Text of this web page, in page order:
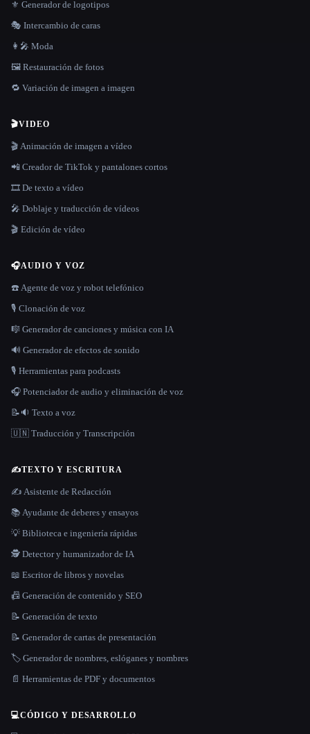
⚜️ Generador de logotipos
🎭 Intercambio de caras
👩‍🎤 Moda
🖼️ Restauración de fotos
🔁 Variación de imagen a imagen
🎬VIDEO
🎬 Animación de imagen a vídeo
📲 Creador de TikTok y pantalones cortos
🎞️ De texto a vídeo
🎤 Doblaje y traducción de vídeos
🎬 Edición de vídeo
🎧AUDIO Y VOZ
☎️ Agente de voz y robot telefónico
🎙️ Clonación de voz
🎼 Generador de canciones y música con IA
🔊 Generador de efectos de sonido
🎙️ Herramientas para podcasts
🎧 Potenciador de audio y eliminación de voz
📝🔉 Texto a voz
🇺🇳 Traducción y Transcripción
✍️TEXTO Y ESCRITURA
✍️ Asistente de Redacción
📚 Ayudante de deberes y ensayos
💡 Biblioteca e ingeniería rápidas
🕵️ Detector y humanizador de IA
📖 Escritor de libros y novelas
📠 Generación de contenido y SEO
📝 Generación de texto
📝 Generador de cartas de presentación
🏷️ Generador de nombres, eslóganes y nombres
📄 Herramientas de PDF y documentos
💻CÓDIGO Y DESARROLLO